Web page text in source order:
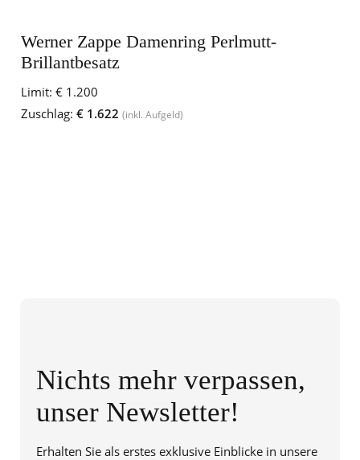
Werner Zappe Damenring Perlmutt-
Brillantbesatz
Limit: € 1.200
Zuschlag: € 1.622 (inkl. Aufgeld)
Nichts mehr verpassen,
unser Newsletter!
Erhalten Sie als erstes exklusive Einblicke in unsere